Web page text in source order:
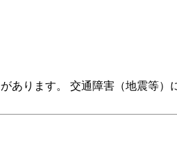
あります。 交通障害（地震等